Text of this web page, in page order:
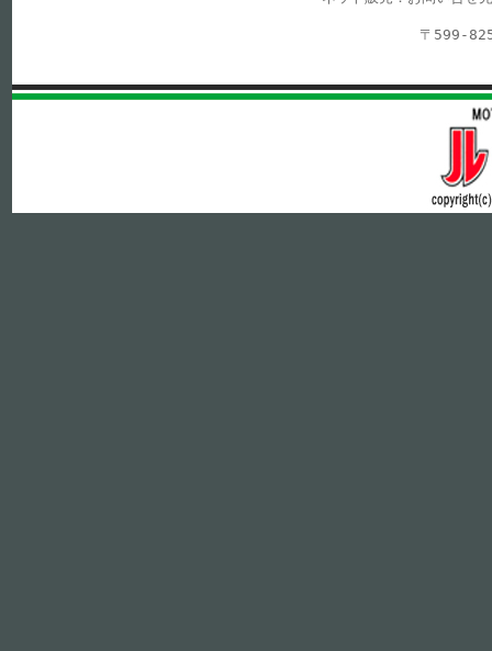
〒599-